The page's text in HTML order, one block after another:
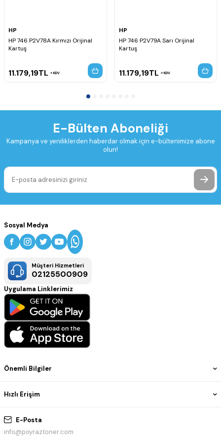
HP
HP 746 P2V78A Kırmızı Orijinal
Kartuş
11.179,19TL KDV
HP
HP 746 P2V79A Sarı Orijinal
Kartuş
11.179,19TL KDV
E-Bülten Aboneliği
Kampanya ve yeniliklerden haberdar olmak için e-bültenimize abone
olun!
E-Posta
info@poyraztoner.com
Önemli Bilgiler
Hızlı Erişim
Sosyal Medya
Müşteri Hizmetleri
02125500909
Uygulama Linklerimiz